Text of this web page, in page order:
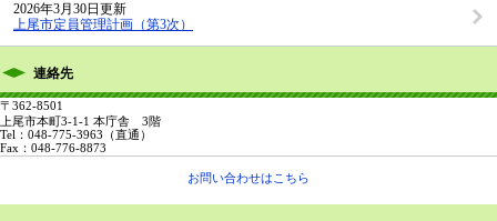
2026年3月30日更新
上尾市定員管理計画（第3次）
連絡先
〒362-8501
上尾市本町3-1-1 本庁舎 3階
Tel：048-775-3963 （直通）
Fax：048-776-8873
お問い合わせはこちら